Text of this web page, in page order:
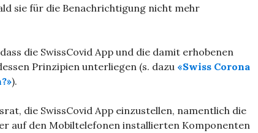
sie für die Benachrichtigung nicht mehr
die SwissCovid App und die damit erhobenen
Prinzipien unterliegen (s. dazu «Swiss Corona
).
die SwissCovid App einzustellen, namentlich die
auf den Mobiltelefonen installierten Komponenten